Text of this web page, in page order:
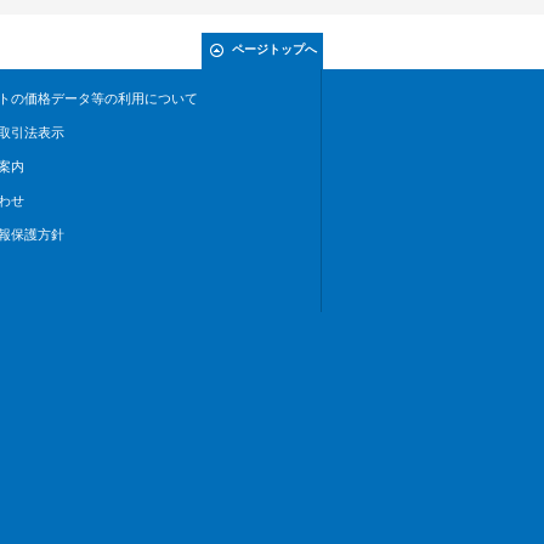
ページトップへ
の価格データ等の利用について
引法表示
内
せ
保護方針